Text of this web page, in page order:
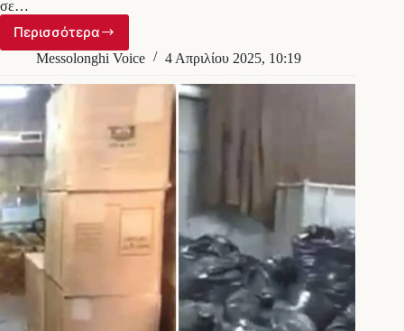
σε…
ΠερισσότεραΑιτωλοακαρνανία:
Στο
ελληνικό
ένοπλη
σε
Μεσολογγίου
Messolonghi Voice 4 Απριλίου 2025, 10:19